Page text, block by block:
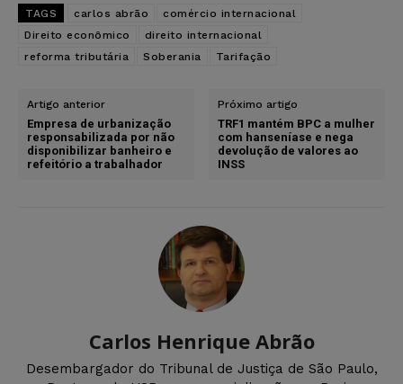
TAGS carlos abrão
comércio internacional
Direito econômico
direito internacional
reforma tributária
Soberania Tarifação
Artigo anterior
Empresa de urbanização
responsabilizada por não
disponibilizar banheiro e
refeitório a trabalhador
Próximo artigo
TRF1 mantém BPC a mulher
com hanseníase e nega
devolução de valores ao
INSS
Carlos Henrique Abrão
Desembargador do Tribunal de Justiça de São Paulo,